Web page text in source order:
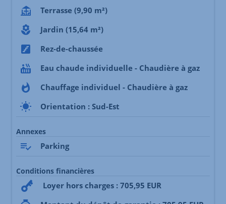
Terrasse (9,90 m²)
Jardin (15,64 m²)
Rez-de-chaussée
Eau chaude individuelle - Chaudière à gaz
Chauffage individuel - Chaudière à gaz
Orientation : Sud-Est
Annexes
Parking
Conditions financières
Loyer hors charges : 705,95 EUR